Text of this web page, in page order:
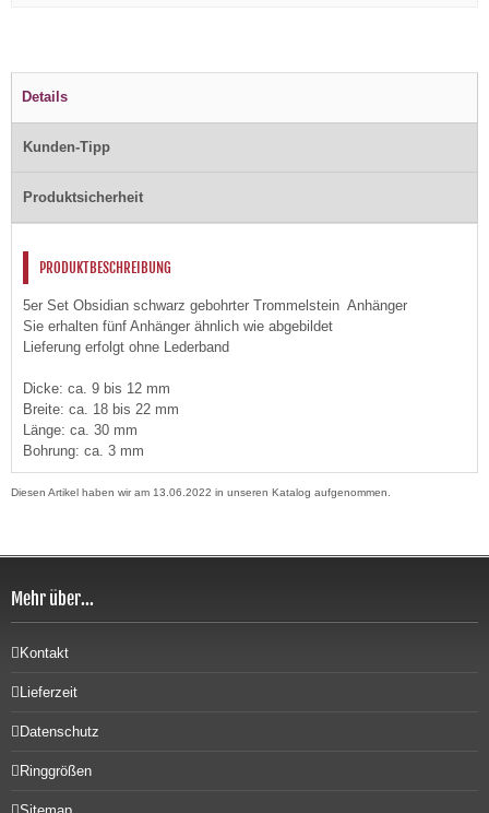
Details
Kunden-Tipp
Produktsicherheit
PRODUKTBESCHREIBUNG
5er Set Obsidian schwarz gebohrter Trommelstein Anhänger
Sie erhalten fünf Anhänger ähnlich wie abgebildet
Lieferung erfolgt ohne Lederband
Dicke: ca. 9 bis 12 mm
Breite: ca. 18 bis 22 mm
Länge: ca. 30 mm
Bohrung: ca. 3 mm
Diesen Artikel haben wir am 13.06.2022 in unseren Katalog aufgenommen.
Mehr über...
Kontakt
Lieferzeit
Datenschutz
Ringgrößen